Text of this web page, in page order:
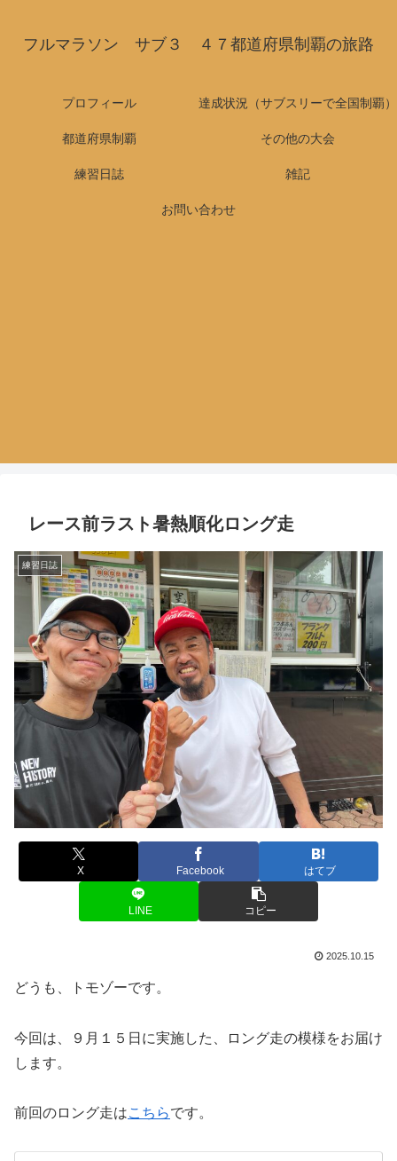
フルマラソン サブ３ ４７都道府県制覇の旅路
プロフィール 達成状況（サブスリーで全国制覇）
都道府県制覇 その他の大会
練習日誌 雑記
お問い合わせ
レース前ラスト暑熱順化ロング走
練習日誌
X Facebook はてブ
LINE コピー
2025.10.15
どうも、トモゾーです。
今回は、９月１５日に実施した、ロング走の模様をお届け
します。
前回のロング走はこちらです。